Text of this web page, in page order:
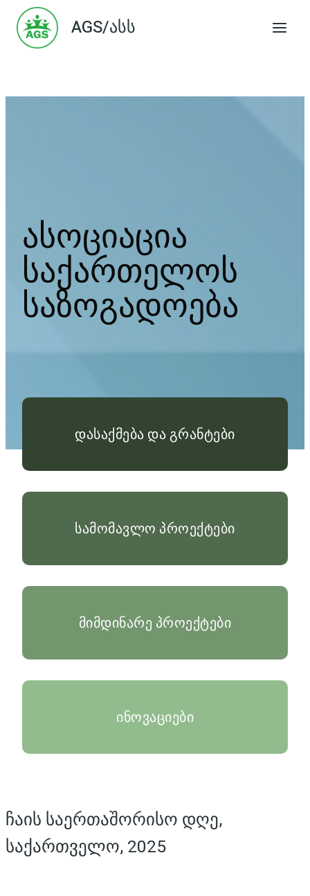
Skip
content
AGS/ასს
ასოციაცია
საქართელოს
საზოგადოება
დასაქმება და გრანტები
სამომავლო პროექტები
მიმდინარე პროექტები
ინოვაციები
ჩაის საერთაშორისო დღე,
საქართველო, 2025